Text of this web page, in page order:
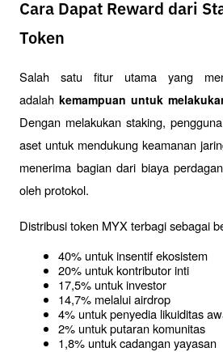
Cara Dapat Reward dari
Token
Salah satu fitur utama yang
adalah kemampuan untuk
Dengan melakukan staking,
aset untuk mendukung keamanan
menerima bagian dari biaya
oleh protokol.
Distribusi token MYX terbagi sebagai
40% untuk insentif ekosistem
20% untuk kontributor inti
17,5% untuk investor
14,7% melalui airdrop
4% untuk penyedia likuiditas
2% untuk putaran komunitas
1,8% untuk cadangan yayasan